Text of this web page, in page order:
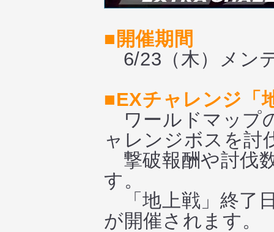
■開催期間
6/23（木）メン
■EXチャレンジ「
ワールドマップ
ャレンジボスを討
撃破報酬や討伐
す。
「地上戦」終了
が開催されます。